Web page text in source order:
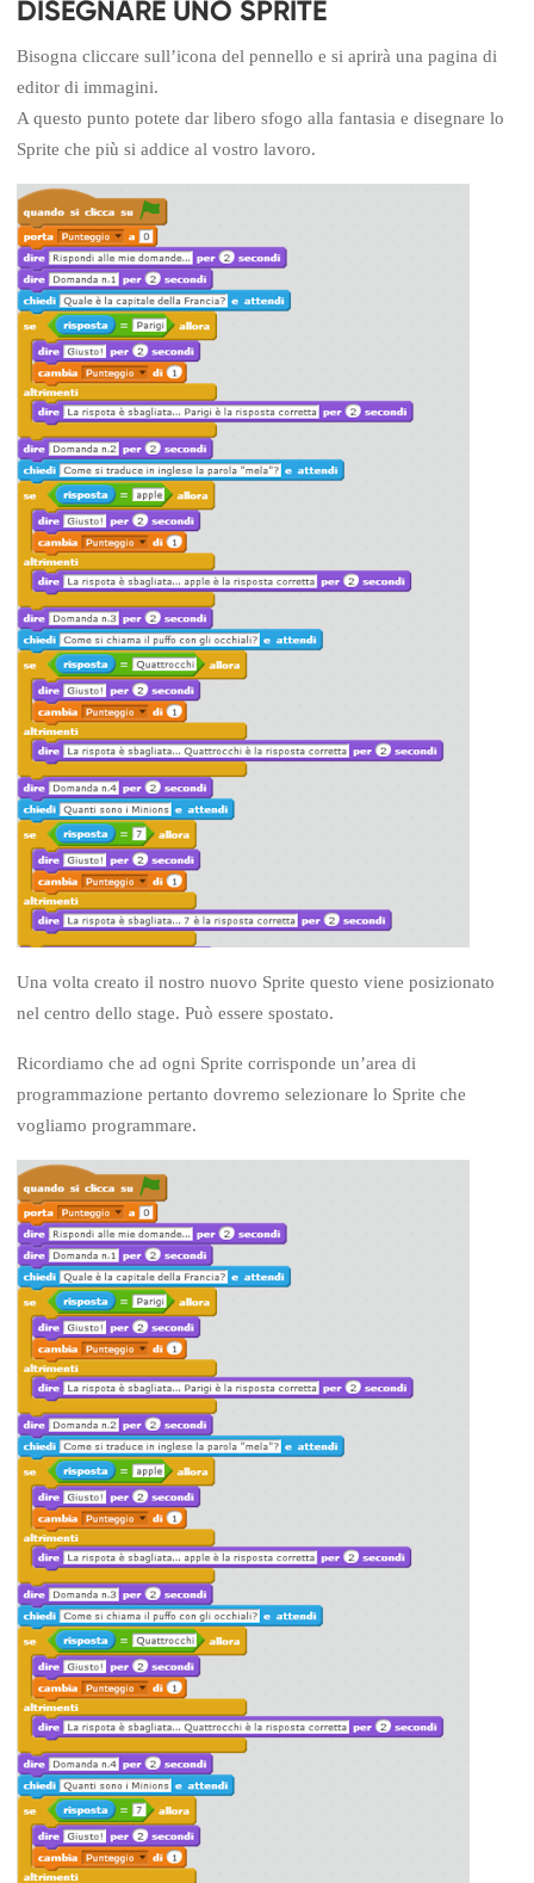
DISEGNARE UNO SPRITE
Bisogna cliccare sull’icona del pennello e si aprirà una pagina di
editor di immagini.
A questo punto potete dar libero sfogo alla fantasia e disegnare lo
Sprite che più si addice al vostro lavoro.
Una volta creato il nostro nuovo Sprite questo viene posizionato
nel centro dello stage. Può essere spostato.
Ricordiamo che ad ogni Sprite corrisponde un’area di
programmazione pertanto dovremo selezionare lo Sprite che
vogliamo programmare.